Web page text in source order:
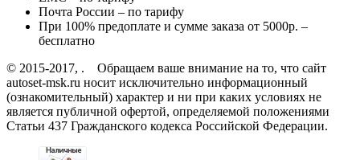
Почта России – по тарифу
При 100% предоплате и сумме заказа от 5000р. –
бесплатно
© 2015-2017, . Обращаем ваше внимание на то, что сайт
autoset-msk.ru носит исключительно информационный
(ознакомительный) характер и ни при каких условиях не
является публичной офертой, определяемой положениями
Статьи 437 Гражданского кодекса Российской Федерации.